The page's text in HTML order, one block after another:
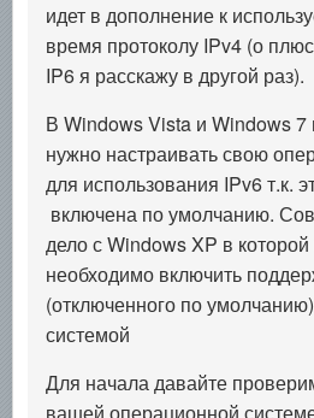
идет в дополнение к
время протоколу IPv4 (о
IP6 я расскажу в другой раз).
В Windows Vista и Windows 7
нужно настраивать свою
для использования IPv6 т.к.
включена по умолчанию.
дело с Windows XP в
необходимо включить
(отключенного по
системой
Для начала давайте